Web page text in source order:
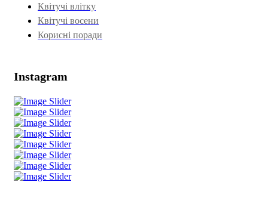
Квітучі влітку
Квітучі восени
Корисні поради
Instagram